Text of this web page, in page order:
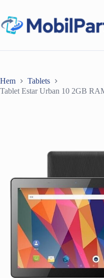
innehåll
Hem
Tablets
Tablet Estar Urban 10 2GB